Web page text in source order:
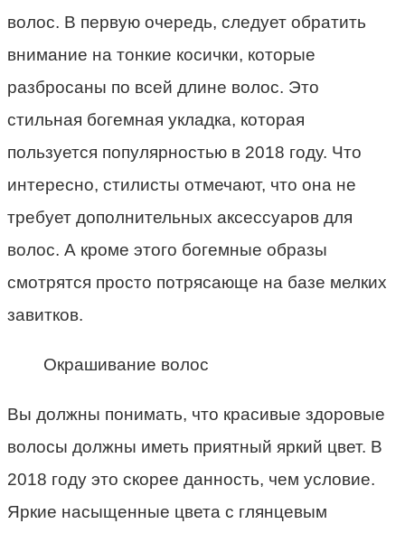
волос. В первую очередь, следует обратить
внимание на тонкие косички, которые
разбросаны по всей длине волос. Это
стильная богемная укладка, которая
пользуется популярностью в 2018 году. Что
интересно, стилисты отмечают, что она не
требует дополнительных аксессуаров для
волос. А кроме этого богемные образы
смотрятся просто потрясающе на базе мелких
завитков.
Окрашивание волос
Вы должны понимать, что красивые здоровые
волосы должны иметь приятный яркий цвет. В
2018 году это скорее данность, чем условие.
Яркие насыщенные цвета с глянцевым